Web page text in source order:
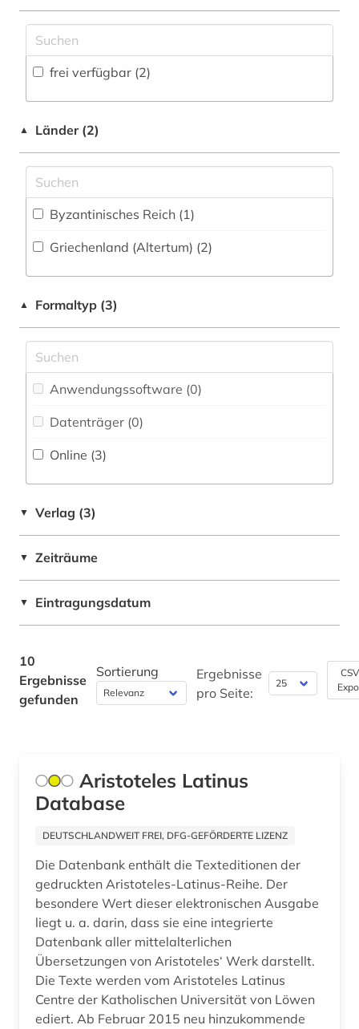
Werkstoffwissenschaften und
Zugriff vor Ort
frei verfügbar (2)
▲ Länder (2)
Byzantinisches Reich (1)
Griechenland (Altertum) (2)
▲ Formaltyp (3)
Anwendungssoftware (0)
Datenträger (0)
Online (3)
▼ Verlag (3)
▼ Zeiträume
▼ Eintragungsdatum
10
Ergebnisse
gefunden
Sortierung
Ergebnisse
pro Seite:
Aristoteles Latinus
Database
DEUTSCHLANDWEIT FREI, DFG-GEFÖRDERTE LIZENZ
Die Datenbank enthält die Texteditionen der
gedruckten Aristoteles-Latinus-Reihe. Der
besondere Wert dieser elektronischen Ausgabe
liegt u. a. darin, dass sie eine integrierte
Datenbank aller mittelalterlichen
Übersetzungen von Aristoteles‘ Werk darstellt.
Die Texte werden vom Aristoteles Latinus
Centre der Katholischen Universität von Löwen
ediert. Ab Februar 2015 neu hinzukommende